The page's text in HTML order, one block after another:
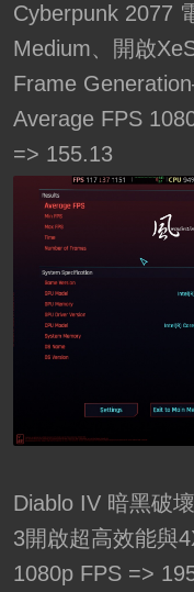
Cyberpunk 2077
Medium、開啟
Frame
Average FPS
=> 155.13
Diablo IV 暗黑破
3開啟超高效能與
1080p FPS =>